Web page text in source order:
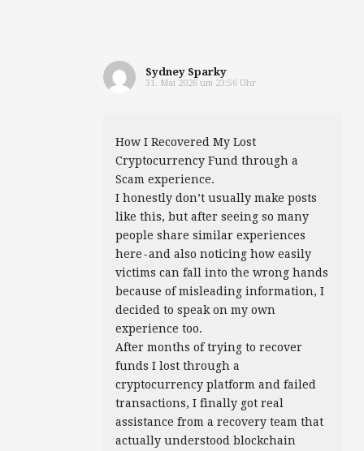
Sydney Sparky
31. Mai 2026 um 23:56 Uhr
How I Recovered My Lost
Cryptocurrency Fund through a
Scam experience.
I honestly don’t usually make posts
like this, but after seeing so many
people share similar experiences
here - and also noticing how easily
victims can fall into the wrong hands
because of misleading information, I
decided to speak on my own
experience too.
After months of trying to recover
funds I lost through a
cryptocurrency platform and failed
transactions, I finally got real
assistance from a recovery team that
actually understood blockchain